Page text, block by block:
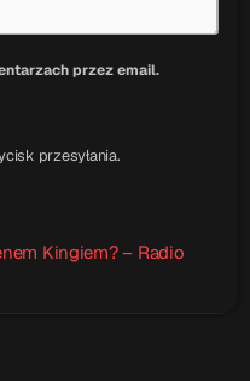
przez email.
przesyłania.
Kingiem? – Radio